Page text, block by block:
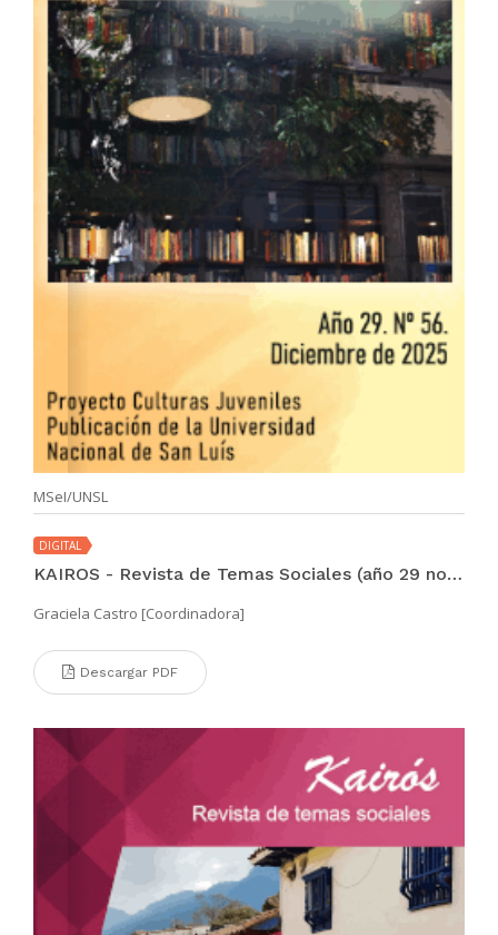
MSeI/UNSL
DIGITAL
KAIROS - Revista de Temas Sociales (año 29 no. 56 dic 2025)
Graciela Castro [Coordinadora]
Descargar PDF